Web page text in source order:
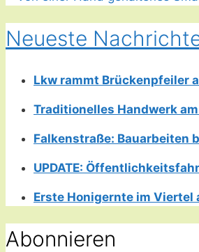
Neueste
Lkw rammt Brückenpfeiler
Traditionelles Handwerk
Falkenstraße: Bauarbeiten
UPDATE:
Erste Honigernte im Viertel
Abonnieren